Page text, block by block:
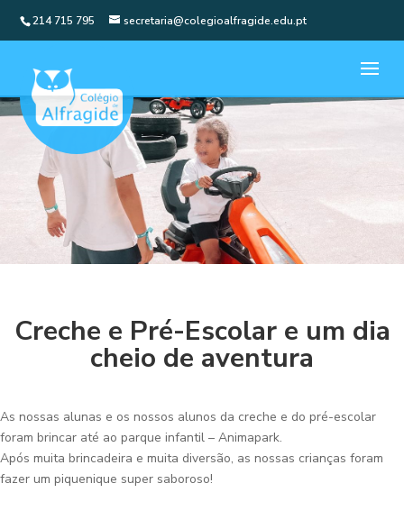
214 715 795 secretaria@colegioalfragide.edu.pt
Creche e Pré-Escolar e um dia
cheio de aventura
As nossas alunas e os nossos alunos da creche e do pré-escolar
foram brincar até ao parque infantil – Animapark.
Após muita brincadeira e muita diversão, as nossas crianças foram
fazer um piquenique super saboroso!